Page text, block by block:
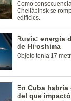
Como
Cheliábinsk se
edificios.
Rusia: energía
de Hiroshima
Objeto tenía 17
En Cuba
del que